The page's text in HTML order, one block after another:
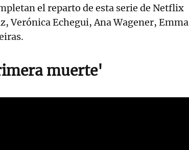
el reparto de esta serie de Netflix
Verónica Echegui, Ana Wagener, Emma
muerte'